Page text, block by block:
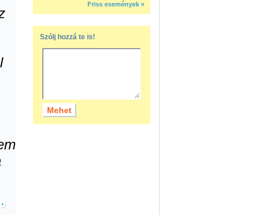
Friss események »
Szólj hozzá te is!